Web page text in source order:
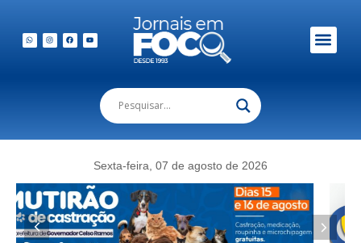
Sexta-feira, 07 de agosto de 2026